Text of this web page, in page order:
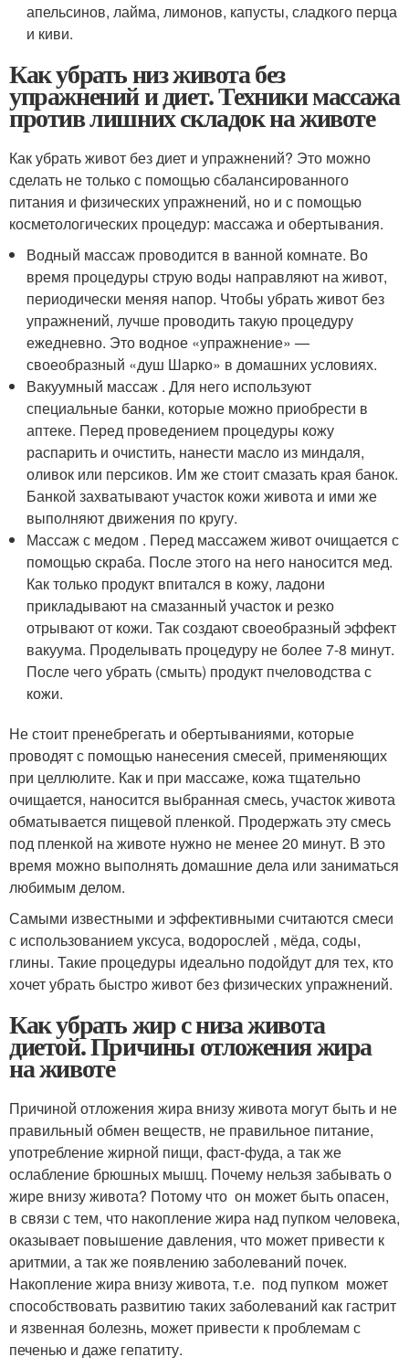
апельсинов, лайма, лимонов, капусты, сладкого перца
и киви.
Как убрать низ живота без
упражнений и диет. Техники массажа
против лишних складок на животе
Как убрать живот без диет и упражнений? Это можно
сделать не только с помощью сбалансированного
питания и физических упражнений, но и с помощью
косметологических процедур: массажа и обертывания.
Водный массаж проводится в ванной комнате. Во
время процедуры струю воды направляют на живот,
периодически меняя напор. Чтобы убрать живот без
упражнений, лучше проводить такую процедуру
ежедневно. Это водное «упражнение» —
своеобразный «душ Шарко» в домашних условиях.
Вакуумный массаж . Для него используют
специальные банки, которые можно приобрести в
аптеке. Перед проведением процедуры кожу
распарить и очистить, нанести масло из миндаля,
оливок или персиков. Им же стоит смазать края банок.
Банкой захватывают участок кожи живота и ими же
выполняют движения по кругу.
Массаж с медом . Перед массажем живот очищается с
помощью скраба. После этого на него наносится мед.
Как только продукт впитался в кожу, ладони
прикладывают на смазанный участок и резко
отрывают от кожи. Так создают своеобразный эффект
вакуума. Проделывать процедуру не более 7-8 минут.
После чего убрать (смыть) продукт пчеловодства с
кожи.
Не стоит пренебрегать и обертываниями, которые
проводят с помощью нанесения смесей, применяющих
при целлюлите. Как и при массаже, кожа тщательно
очищается, наносится выбранная смесь, участок живота
обматывается пищевой пленкой. Продержать эту смесь
под пленкой на животе нужно не менее 20 минут. В это
время можно выполнять домашние дела или заниматься
любимым делом.
Самыми известными и эффективными считаются смеси
с использованием уксуса, водорослей , мёда, соды,
глины. Такие процедуры идеально подойдут для тех, кто
хочет убрать быстро живот без физических упражнений.
Как убрать жир с низа живота
диетой. Причины отложения жира
на животе
Причиной отложения жира внизу живота могут быть и не
правильный обмен веществ, не правильное питание,
употребление жирной пищи, фаст-фуда, а так же
ослабление брюшных мышц. Почему нельзя забывать о
жире внизу живота? Потому что он может быть опасен,
в связи с тем, что накопление жира над пупком человека,
оказывает повышение давления, что может привести к
аритмии, а так же появлению заболеваний почек.
Накопление жира внизу живота, т.е. под пупком может
способствовать развитию таких заболеваний как гастрит
и язвенная болезнь, может привести к проблемам с
печенью и даже гепатиту.